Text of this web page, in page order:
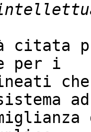
citata
per i
ad